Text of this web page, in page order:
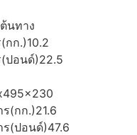
นทาง
กก.)10.2
ปอนด์)22.5
(กก.)21.6
(ปอนด์)47.6